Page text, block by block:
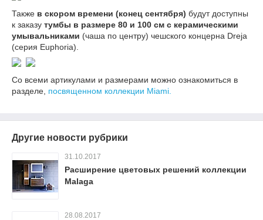
Также в скором времени (конец сентября) будут доступны
к заказу тумбы в размере 80 и 100 см с керамическими
умывальниками (чаша по центру) чешского концерна Dreja
(серия Euphoria).
Со всеми артикулами и размерами можно ознакомиться в
разделе, посвященном коллекции Miami
Другие новости рубрики
31.10.2017
Расширение цветовых решений коллекции
Malaga
28.08.2017